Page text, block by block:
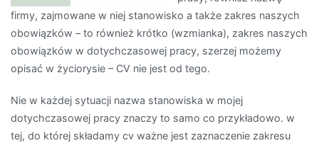
firmy, zajmowane w niej stanowisko a także zakres naszych
obowiązków – to również krótko (wzmianka), zakres naszych
obowiązków w dotychczasowej pracy, szerzej możemy
opisać w życiorysie – CV nie jest od tego.
Nie w każdej sytuacji nazwa stanowiska w mojej
dotychczasowej pracy znaczy to samo co przykładowo. w
tej, do której składamy cv ważne jest zaznaczenie zakresu